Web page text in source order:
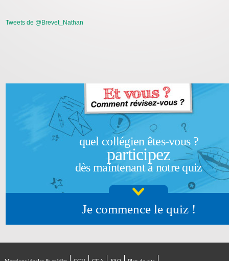
Tweets de @Brevet_Nathan
quel collégien êtes-vous ?
participez
dès maintenant à notre quiz
Je commence le quiz !